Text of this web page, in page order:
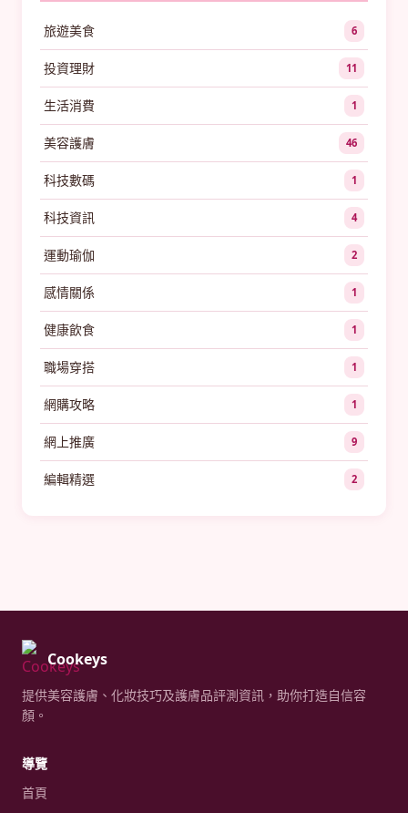
旅遊美食 6
投資理財 11
生活消費 1
美容護膚 46
科技數碼 1
科技資訊 4
運動瑜伽 2
感情關係 1
健康飲食 1
職場穿搭 1
網購攻略 1
網上推廣 9
編輯精選 2
Cookeys
提供美容護膚、化妝技巧及護膚品評測資訊，助你打造自信容
顏。
導覽
首頁